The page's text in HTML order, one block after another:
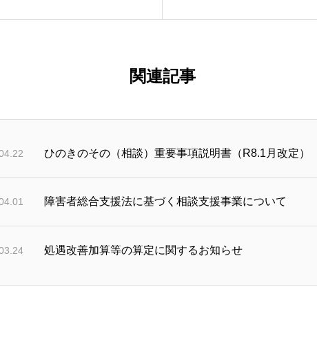
関連記事
ひのきのその（相談）重要事項説明書（R8.1月改定）
障害者総合支援法に基づく相談支援事業について
処遇改善加算等の算定に関するお知らせ